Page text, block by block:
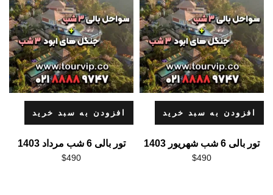
افزودن به سبد خرید
تور بالی 6 شب شهریور 1403
$490
افزودن به سبد خرید
تور بالی 6 شب مرداد 1403
$490